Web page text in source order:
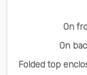
On
On
Folded top